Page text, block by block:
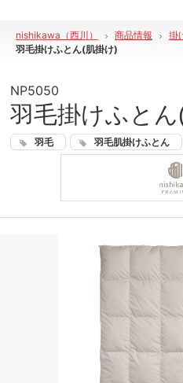
nishikawa（西川） 商品情報 掛
羽毛掛けふとん(肌掛け)
NP5050
羽毛掛けふと
羽毛 羽毛肌掛けふとん